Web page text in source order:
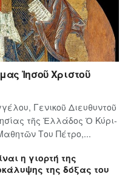
Ἰησοῦ Χριστοῦ
Γενικοῦ Διευθυντοῦ
τῆς Ἑλλάδος Ὁ Κύ­ρι­
Του Πέ­τρο,...
η γιορτή της
της δόξας του